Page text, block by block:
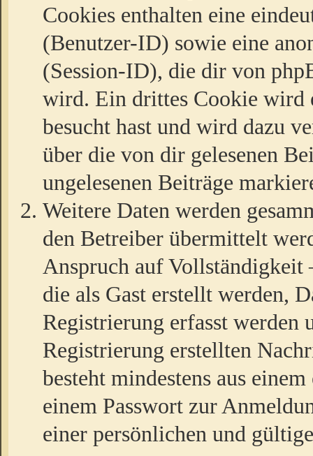
Cookies enthalten eine
(Benutzer-ID) sowie eine
(Session-ID), die dir von
wird. Ein drittes Cookie wird
besucht hast und wird dazu
über die von dir gelesenen
ungelesenen Beiträge
Weitere Daten werden
den Betreiber übermittelt
Anspruch auf
die als Gast erstellt werden,
Registrierung erfasst werden
Registrierung erstellten
besteht mindestens aus
einem Passwort zur
einer persönlichen und